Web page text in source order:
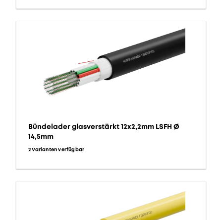
Bündelader glasverstärkt 12x2,2mm LSFH Ø
14,5mm
2 Varianten verfügbar